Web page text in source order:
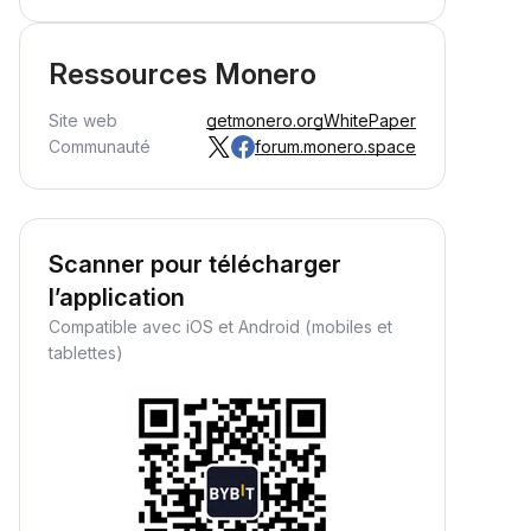
Ressources Monero
Site web getmonero.orgWhitePaper
Communauté
forum.monero.space
Scanner pour télécharger
l’application
Compatible avec iOS et Android (mobiles et
tablettes)